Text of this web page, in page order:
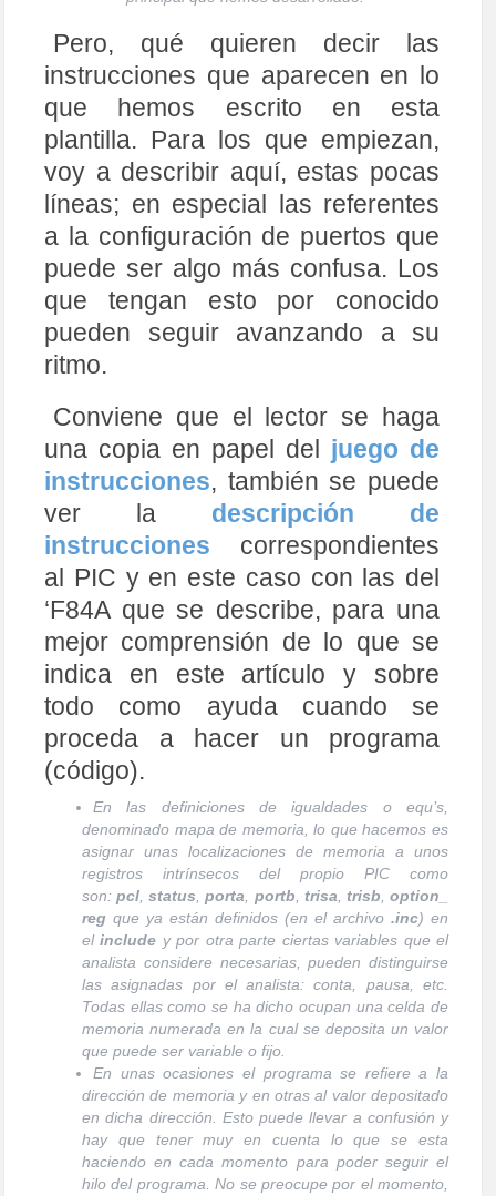
Pero, qué quieren decir las
instrucciones que aparecen en lo
que hemos escrito en esta
plantilla. Para los que empiezan,
voy a describir aquí, estas pocas
líneas; en especial las referentes
a la configuración de puertos que
puede ser algo más confusa. Los
que tengan esto por conocido
pueden seguir avanzando a su
ritmo.
Conviene que el lector se haga
una copia en papel del juego de
instrucciones, también se puede
ver la descripción de
instrucciones correspondientes
al PIC y en este caso con las del
‘F84A que se describe, para una
mejor comprensión de lo que se
indica en este artículo y sobre
todo como ayuda cuando se
proceda a hacer un programa
(código).
En las definiciones de igualdades o equ’s,
denominado mapa de memoria, lo que hacemos es
asignar unas localizaciones de memoria a unos
registros intrínsecos del propio PIC como
son:pcl ,status ,porta portb trisa trisb ,option_
reg que ya están definidos (en el archivo .inc) en
elinclude y por otra parte ciertas variables que el
analista considere necesarias, pueden distinguirse
las asignadas por el analista: conta, pausa, etc.
Todas ellas como se ha dicho ocupan una celda de
memoria numerada en la cual se deposita un valor
que puede ser variable o fijo.
En unas ocasiones el programa se refiere a la
dirección de memoria y en otras al valor depositado
en dicha dirección. Esto puede llevar a confusión y
hay que tener muy en cuenta lo que se esta
haciendo en cada momento para poder seguir el
hilo del programa. No se preocupe por el momento,